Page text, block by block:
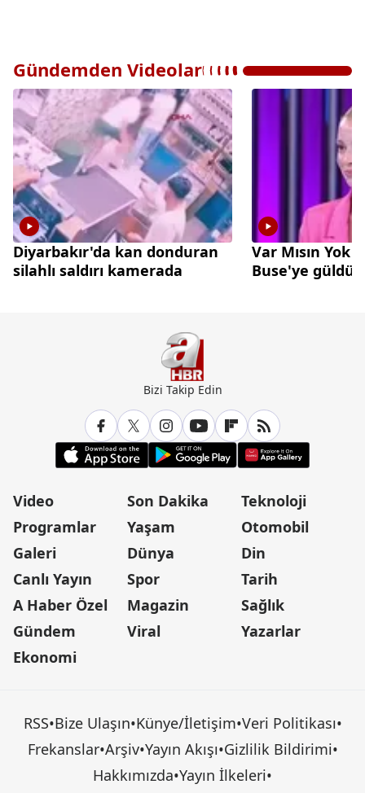
Gündemden Videolar
Diyarbakır'da kan donduran
silahlı saldırı kamerada
Var Mısın Yok
Buse'ye güldü
Bizi Takip Edin
Video
Programlar
Galeri
Canlı Yayın
A Haber Özel
Gündem
Ekonomi
Son Dakika
Yaşam
Dünya
Spor
Magazin
Viral
Teknoloji
Otomobil
Din
Tarih
Sağlık
Yazarlar
RSS•Bize Ulaşın•Künye/İletişim•Veri Politikası•
Frekanslar•Arşiv•Yayın Akışı•Gizlilik Bildirimi•
Hakkımızda•Yayın İlkeleri•